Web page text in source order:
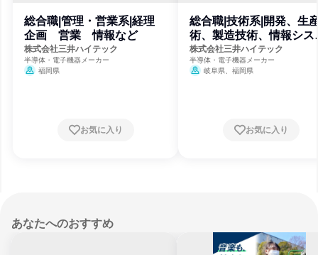
総合職|管理・営業系|経理
企画 営業 情報など
株式会社三井ハイテック
半導体・電子機器メーカー
福岡県
お気に入り
総合職|技術系|開発、生
術、製造技術、情報シス
ム等
株式会社三井ハイテック
半導体・電子機器メーカー
岐阜県、福岡県
お気に入り
あなたへのおすすめ